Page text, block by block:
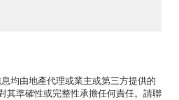
均由地產代理或業主或第三方提供的
其準確性或完整性承擔任何責任。請聯